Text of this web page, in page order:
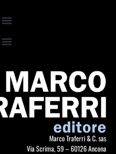
Marco Traferri & C. sas
Via Scrima, 59 – 60126 Ancona